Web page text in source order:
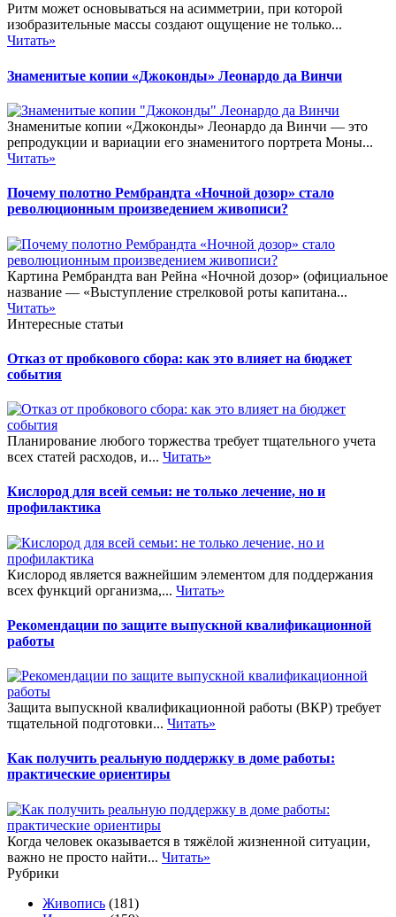
Ритм может основываться на асимметрии, при которой
изобразительные массы создают ощущение не только...
Читать»
Знаменитые копии «Джоконды» Леонардо да Винчи
Знаменитые копии «Джоконды» Леонардо да Винчи — это
репродукции и вариации его знаменитого портрета Моны...
Читать»
Почему полотно Рембрандта «Ночной дозор» стало
революционным произведением живописи?
Картина Рембрандта ван Рейна «Ночной дозор» (официальное
название — «Выступление стрелковой роты капитана...
Читать»
Интересные статьи
Отказ от пробкового сбора: как это влияет на бюджет
события
Планирование любого торжества требует тщательного учета
всех статей расходов, и... Читать»
Кислород для всей семьи: не только лечение, но и
профилактика
Кислород является важнейшим элементом для поддержания
всех функций организма,... Читать»
Рекомендации по защите выпускной квалификационной
работы
Защита выпускной квалификационной работы (ВКР) требует
тщательной подготовки... Читать»
Как получить реальную поддержку в доме работы:
практические ориентиры
Когда человек оказывается в тяжёлой жизненной ситуации,
важно не просто найти... Читать»
Рубрики
Живопись (181)